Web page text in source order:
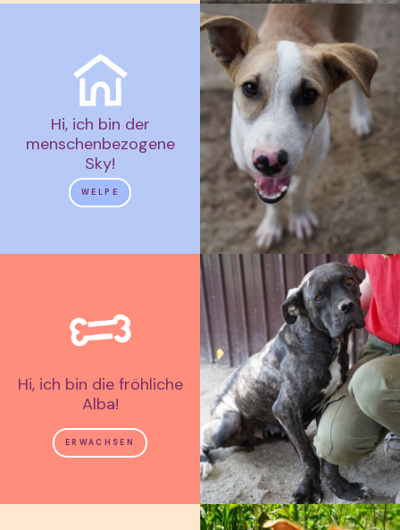
Hi, ich bin der
menschenbezogene
Sky!
WELPE
Hi, ich bin die fröhliche
Alba!
ERWACHSEN